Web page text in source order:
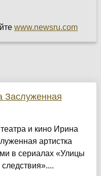
www.newsru.com
Заслуженная
и кино Ирина
артистка
в сериалах «Улицы